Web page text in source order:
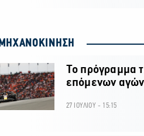
ΜΗΧΑΝΟΚΙΝΗΣΗ
Το πρόγραμμα
επόμενων
27 ΙΟΥΛΙΟΥ - 15:15